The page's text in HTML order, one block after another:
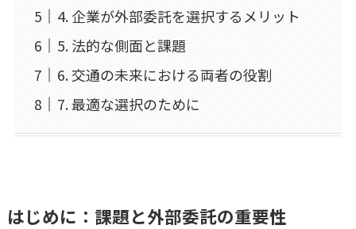
4. 企業が外部委託を選択するメリット
5. 法的な側面と課題
6. 交通の未来における両者の役割
7. 最適な選択のために
はじめに：課題と外部委託の重要性